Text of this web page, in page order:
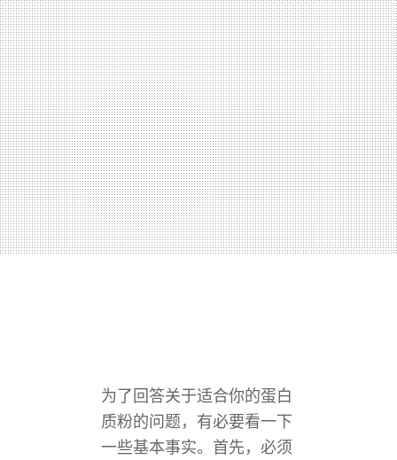
为了回答关于适合你的蛋白
质粉的问题，有必要看一下
一些基本事实。首先，必须